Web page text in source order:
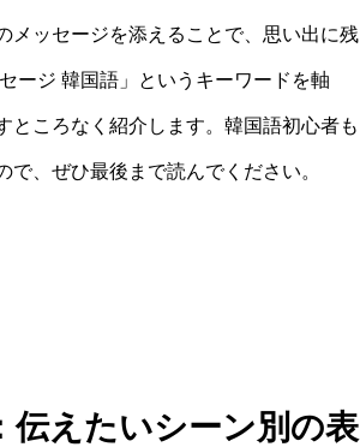
メッセージを添えることで、思い出に残
ージ 韓国語」というキーワードを軸
ところなく紹介します。韓国語初心者も
、ぜひ最後まで読んでください。
伝えたいシーン別の表